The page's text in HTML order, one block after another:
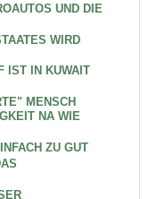
UND DIE
WIRD
IST IN KUWAIT
MENSCH
NA WIE
ZU GUT